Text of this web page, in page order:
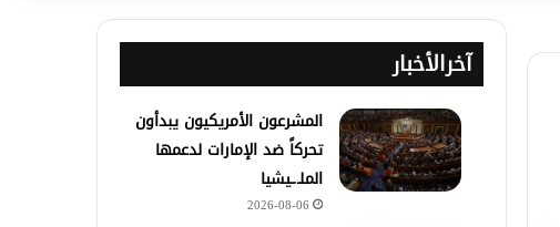
آخرالأخبار
المشرعون الأمريكيون يبدأون
تحركاً ضد الإمارات لدعمها
الملـ.ـيشيا
2026-08-06